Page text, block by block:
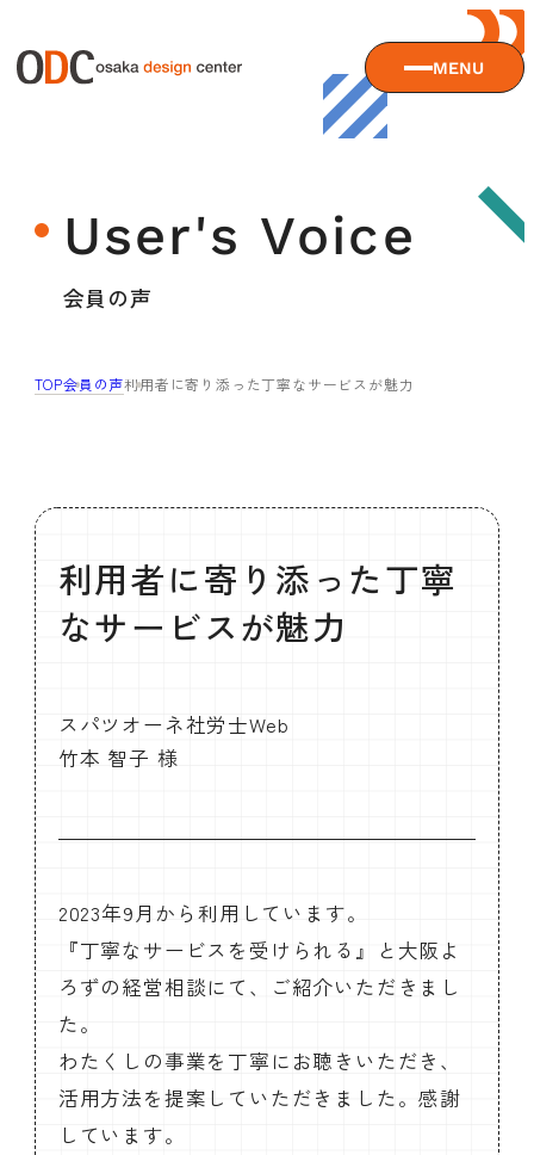
MENU
大阪デザインセンターとは
沿革
サービス
ODCデザイン相談デスク
デザイン経営パートナー認定制度
企業研修
ODCビジネスマッチング
SEMBAサロン
イベント
デザインコラム
よくある質問
メンバーシップ一覧
メンバーシップの声
メルマガ登録 デザイン団体・機関一覧
関西デザイン学校一覧
プライバシーポリシー
ソーシャルメディアポリシー
User's Voice
会員の声
TOP会員の声利用者に寄り添った丁寧なサービスが魅力
利用者に寄り添った丁寧
なサービスが魅力
スパツオーネ社労士Web
竹本 智子 様
2023年9月から利用しています。
『丁寧なサービスを受けられる』と大阪よ
ろずの経営相談にて、ご紹介いただきまし
た。
わたくしの事業を丁寧にお聴きいただき、
活用方法を提案していただきました。感謝
しています。